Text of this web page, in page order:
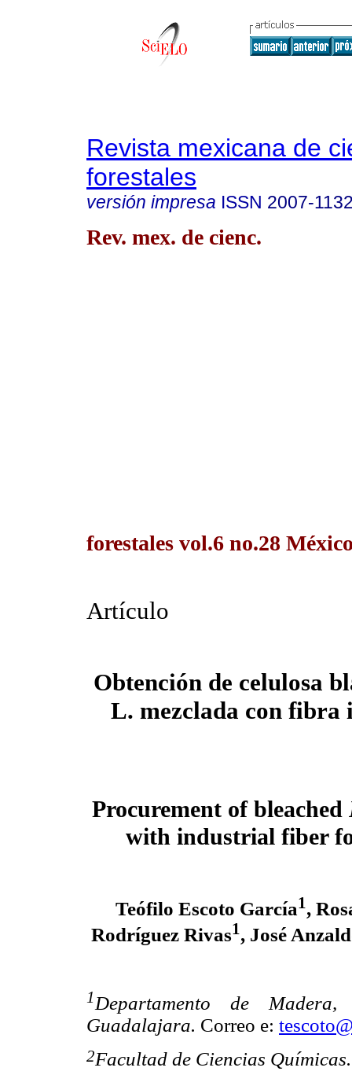
Revista mexicana de
forestales
versión impresa ISSN 2007-
Rev. mex. de cienc.
forestales vol.6 no.28
Artículo
Obtención de celulosa
L. mezclada con
Procurement of bleached
with industrial fiber
Teófilo Escoto García1 ,
Rodríguez Rivas1, José
1 Departamento de
Guadalajara. Correo e:
2Facultad de Ciencias